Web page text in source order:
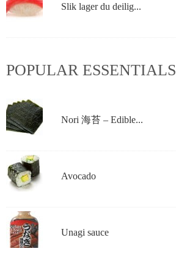
Slik lager du deilig...
POPULAR ESSENTIALS
Nori 海苔 – Edible...
Avocado
Unagi sauce